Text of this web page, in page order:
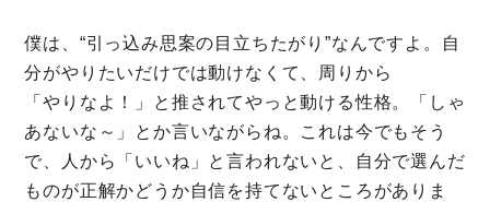
僕は、“引っ込み思案の目立ちたがり”なんですよ。自
分がやりたいだけでは動けなくて、周りから
「やりなよ！」と推されてやっと動ける性格。「しゃ
あないな～」とか言いながらね。これは今でもそう
で、人から「いいね」と言われないと、自分で選んだ
ものが正解かどうか自信を持てないところがありま